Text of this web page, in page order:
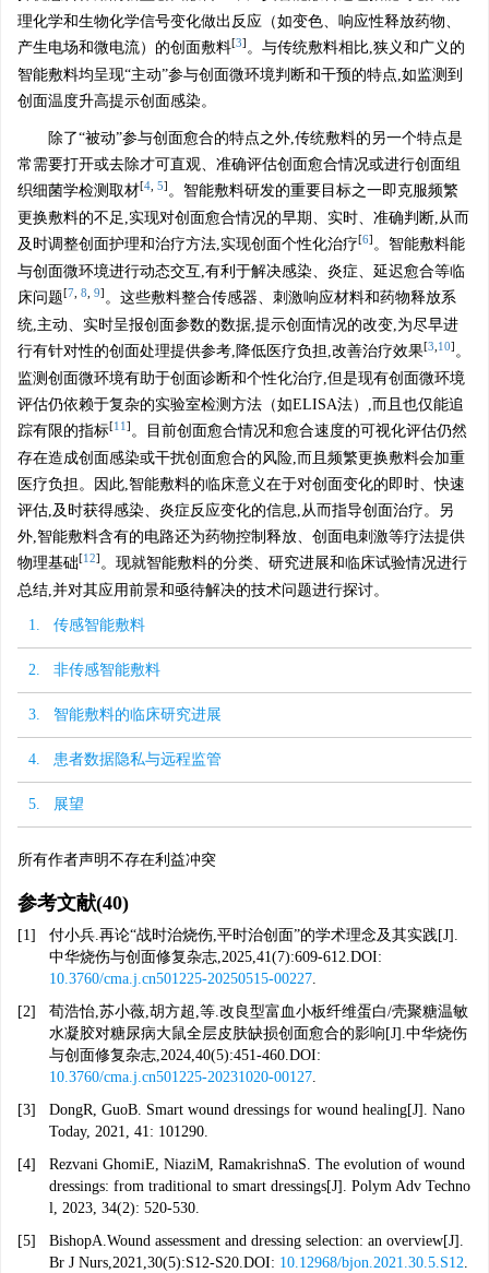
理化学和生物化学信号变化做出反应（如变色、响应性释放药物、
产生电场和微电流）的创面敷料[3] 。与传统敷料相比,狭义和广义的
智能敷料均呈现“主动”参与创面微环境判断和干预的特点,如监测到
创面温度升高提示创面感染。
除了“被动”参与创面愈合的特点之外,传统敷料的另一个特点是
常需要打开或去除才可直观、准确评估创面愈合情况或进行创面组
织细菌学检测取材[4 5] 。智能敷料研发的重要目标之一即克服频繁
更换敷料的不足,实现对创面愈合情况的早期、实时、准确判断,从而
及时调整创面护理和治疗方法,实现创面个性化治疗[6] 。智能敷料能
与创面微环境进行动态交互,有利于解决感染、炎症、延迟愈合等临
床问题[7 8 9] 。这些敷料整合传感器、刺激响应材料和药物释放系
统,主动、实时呈报创面参数的数据,提示创面情况的改变,为尽早进
行有针对性的创面处理提供参考,降低医疗负担,改善治疗效果[3 10] 。
监测创面微环境有助于创面诊断和个性化治疗,但是现有创面微环境
评估仍依赖于复杂的实验室检测方法（如ELISA法）,而且也仅能追
踪有限的指标[11 ] 。目前创面愈合情况和愈合速度的可视化评估仍然
存在造成创面感染或干扰创面愈合的风险,而且频繁更换敷料会加重
医疗负担。因此,智能敷料的临床意义在于对创面变化的即时、快速
评估,及时获得感染、炎症反应变化的信息,从而指导创面治疗。另
外,智能敷料含有的电路还为药物控制释放、创面电刺激等疗法提供
物理基础[12] 。现就智能敷料的分类、研究进展和临床试验情况进行
总结,并对其应用前景和亟待解决的技术问题进行探讨。
1. 传感智能敷料
2. 非传感智能敷料
3. 智能敷料的临床研究进展
4. 患者数据隐私与远程监管
5. 展望
所有作者声明不存在利益冲突
参考文献(40)
[1]
付小兵.再论“战时治烧伤,平时治创面”的学术理念及其实践[J].
中华烧伤与创面修复杂志,2025,41(7):609-612.DOI:
10.3760/cma.j.cn501225-20250515-00227.
[2]
荀浩怡,苏小薇,胡方超,等.改良型富血小板纤维蛋白/壳聚糖温敏
水凝胶对糖尿病大鼠全层皮肤缺损创面愈合的影响[J].中华烧伤
与创面修复杂志,2024,40(5):451-460.DOI:
10.3760/cma.j.cn501225-20231020-00127.
[3]
DongR, GuoB. Smart wound dressings for wound healing[J]. Nano
Today, 2021, 41: 101290.
[4]
Rezvani GhomiE, NiaziM, RamakrishnaS. The evolution of wound
dressings: from traditional to smart dressings[J]. Polym Adv Techno
l, 2023, 34(2): 520-530.
[5]
BishopA.Wound assessment and dressing selection: an overview[J].
Br J Nurs,2021,30(5):S12-S20.DOI: 10.12968/bjon.2021.30.5.S12.